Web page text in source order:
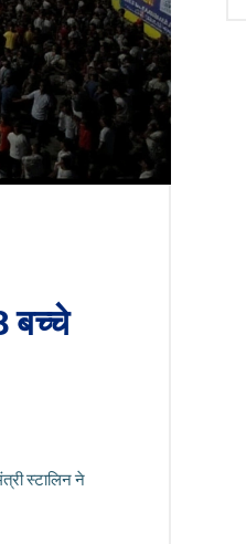
बच्चे
स्टालिन ने